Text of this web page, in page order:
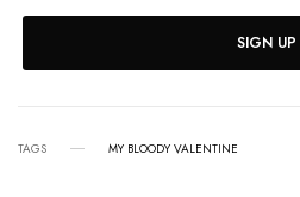
SIGN UP
TAGS MY BLOODY VALENTINE